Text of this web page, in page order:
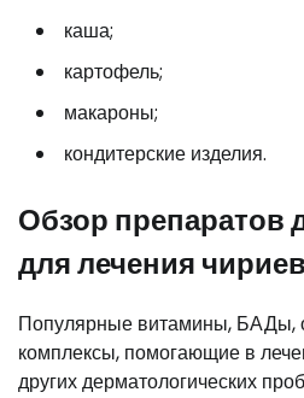
каша;
картофель;
макароны;
кондитерские изделия.
Обзор препаратов
для лечения чириев
Популярные витамины, БАДы,
комплексы, помогающие в
других дерматологических